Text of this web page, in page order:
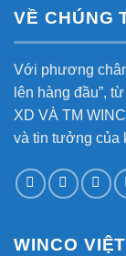
VỀ CHÚNG
Với phương
lên hàng đầu”,
XD VÀ TM
và tin tưởng của
WINCO